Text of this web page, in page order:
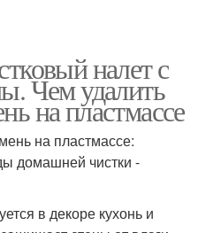
налет с
Чем удалить
на пластмассе
на пластмассе:
домашней чистки -
в декоре кухонь и